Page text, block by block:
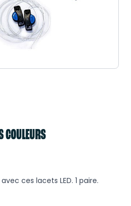
COULEURS
ces lacets LED. 1 paire.